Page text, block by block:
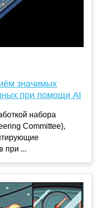
значимых
при помощи AI
набора
Committee),
при ...